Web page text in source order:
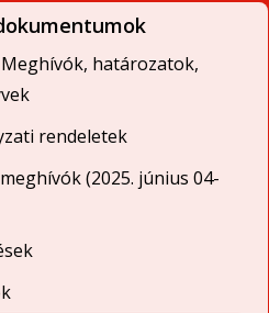
határozatok,
rendeletek
(2025. június 04-